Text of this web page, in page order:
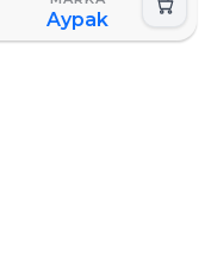
Aypak